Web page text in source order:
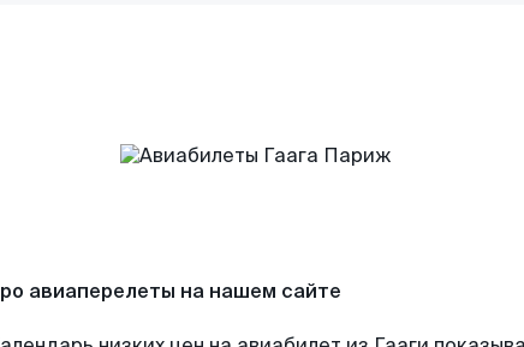
авиаперелеты на нашем сайте